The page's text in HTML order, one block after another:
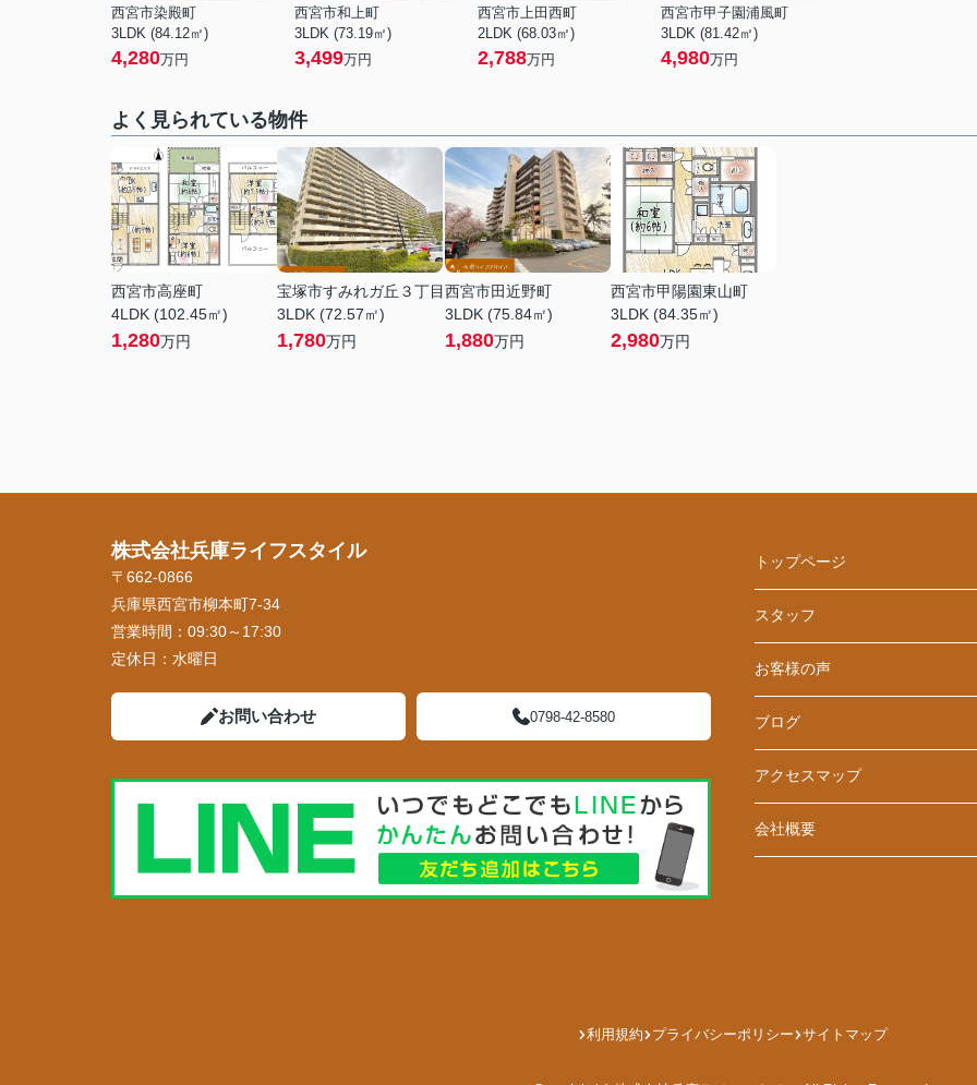
西宮市染殿町
3LDK (84.12㎡)
4,280万円
西宮市和上町
3LDK (73.19㎡)
3,499万円
西宮市上田西町
2LDK (68.03㎡)
2,788万円
西宮市甲子園浦風町
3LDK (81.42㎡)
4,980万円
よく見られている物件
西宮市高座町
4LDK (102.45㎡)
1,280万円
宝塚市すみれガ丘３丁目
3LDK (72.57㎡)
1,780万円
西宮市田近野町
3LDK (75.84㎡)
1,880万円
西宮市甲陽園東山町
3LDK (84.35㎡)
2,980万円
株式会社兵庫ライフスタイル
〒662-0866
兵庫県西宮市柳本町7-34
営業時間： 09:30～17:30
定休日： 水曜日
お問い合わせ 0798-42-8580
トップページ
スタッフ
お客様の声
ブログ
アクセスマップ
会社概要
利用規約 プライバシーポリシー サイトマップ